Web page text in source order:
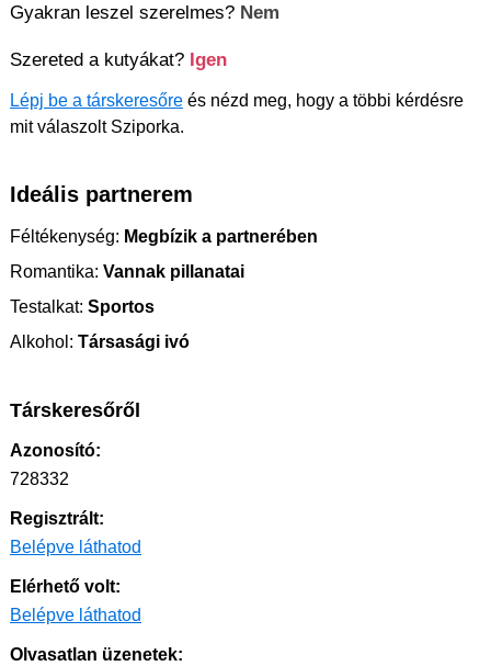
Gyakran leszel szerelmes? Nem
Szereted a kutyákat? Igen
Lépj be a társkeresőre és nézd meg, hogy a többi kérdésre
mit válaszolt Sziporka.
Ideális partnerem
Féltékenység: Megbízik a partnerében
Romantika: Vannak pillanatai
Testalkat: Sportos
Alkohol: Társasági ivó
Társkeresőről
Azonosító:
728332
Regisztrált:
Belépve láthatod
Elérhető volt:
Belépve láthatod
Olvasatlan üzenetek: